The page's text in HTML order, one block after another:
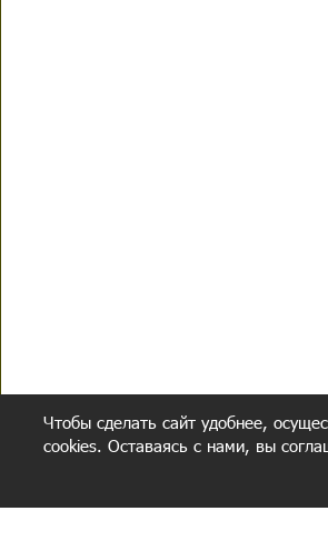
Чтобы сделать сайт удобнее,
cookies. Оставаясь с нами, вы